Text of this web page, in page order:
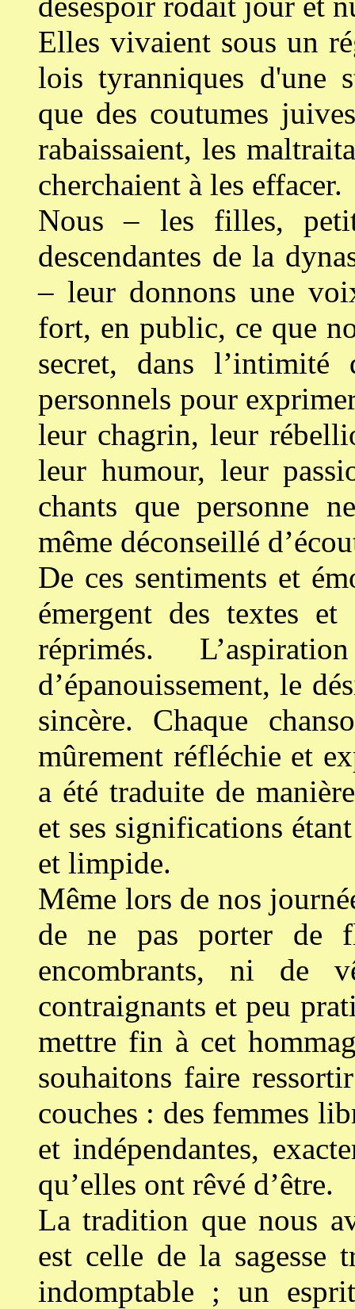
Elles vivaient sous un
lois tyranniques d'une
que des coutumes
rabaissaient, les
cherchaient à les effacer.
Nous – les filles,
descendantes de la
– leur donnons une
fort, en public, ce que
secret, dans l’intimité
personnels pour
leur chagrin, leur
leur humour, leur
chants que personne
même déconseillé
De ces sentiments et
émergent des textes
réprimés.
d’épanouissement, le
sincère. Chaque
mûrement réfléchie et
a été traduite de
et ses significations
et limpide.
Même lors de nos
de ne pas porter de
encombrants, ni de
contraignants et peu
mettre fin à cet
souhaitons faire
couches : des femmes
et indépendantes,
qu’elles ont rêvé d’être.
La tradition que nous
est celle de la sagesse
indomptable ; un